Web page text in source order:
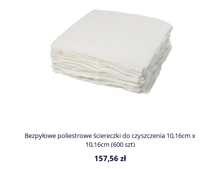
Bezpyłowe poliestrowe ściereczki do czyszczenia 10,16cm x
10,16cm (600 szt)
157,56 zł